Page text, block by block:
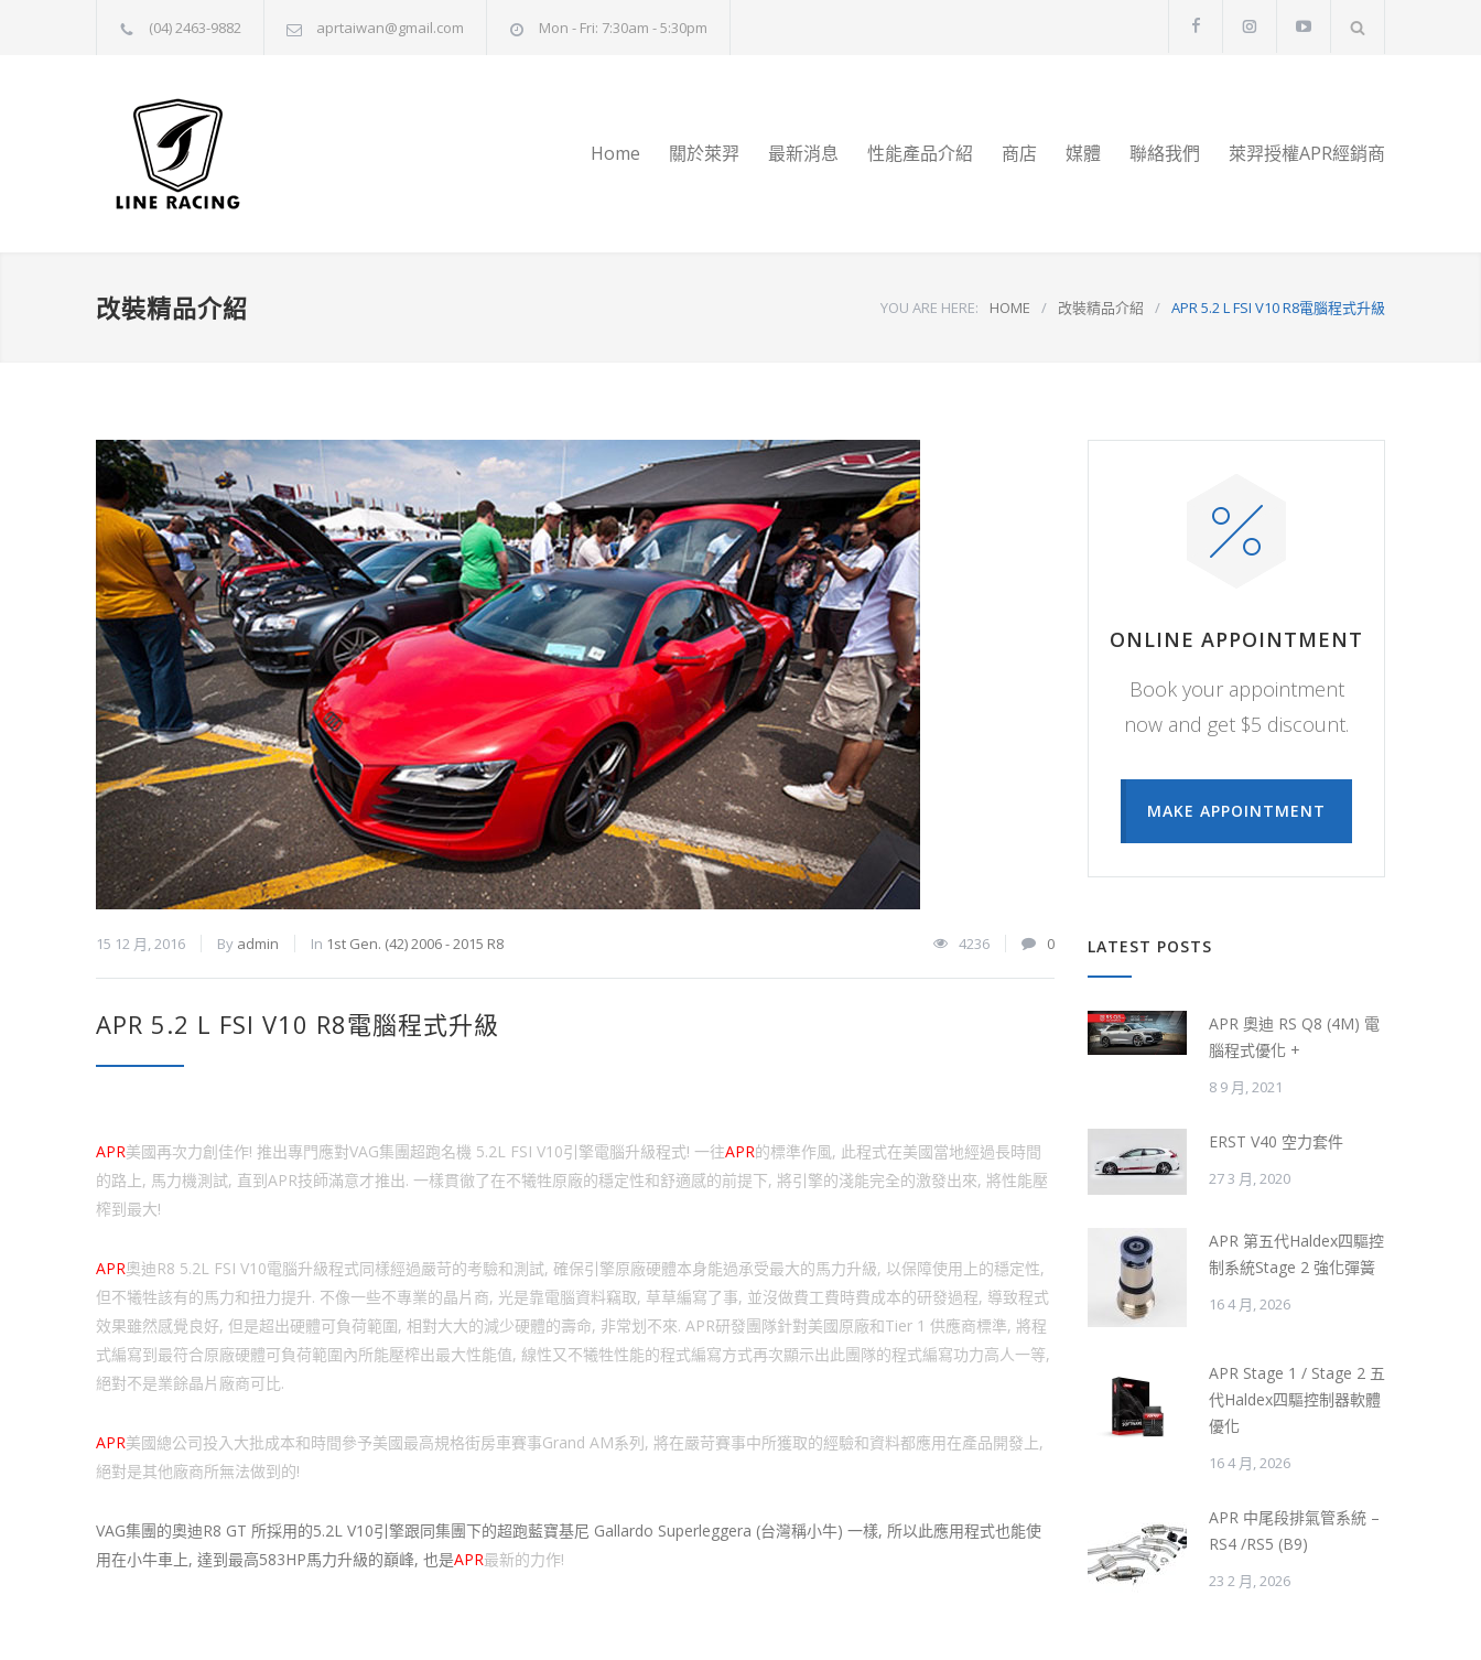
(04) 2463-9882 aprtaiwan@gmail.com Mon - Fri: 7:30am - 5:30pm
Home 關於萊羿 最新消息 性能產品介紹 商店 媒體 聯絡我們 萊羿授權APR經銷商
改裝精品介紹 YOU ARE HERE: HOME / 改裝精品介紹 / APR 5.2 L FSI V10 R8電腦程式升級
15 12 月, 2016 By admin In 1st Gen. (42) 2006 - 2015 R8 4236 0
APR 5.2 L FSI V10 R8電腦程式升級
APR美國再次力創佳作! 推出專門應對VAG集團超跑名機 5.2L FSI V10引擎電腦升級程式! 一往APR的標準作風, 此程式在美國當地經過長時間
的路上, 馬力機測試, 直到APR技師滿意才推出. 一樣貫徹了在不犧牲原廠的穩定性和舒適感的前提下, 將引擎的淺能完全的激發出來, 將性能壓
榨到最大!
APR奧迪R8 5.2L FSI V10電腦升級程式同樣經過嚴苛的考驗和測試, 確保引擎原廠硬體本身能過承受最大的馬力升級, 以保障使用上的穩定性,
但不犧牲該有的馬力和扭力提升. 不像一些不專業的晶片商, 光是靠電腦資料竊取, 草草編寫了事, 並沒做費工費時費成本的研發過程, 導致程式
效果雖然感覺良好, 但是超出硬體可負荷範圍, 相對大大的減少硬體的壽命, 非常划不來. APR研發團隊針對美國原廠和Tier 1 供應商標準, 將程
式編寫到最符合原廠硬體可負荷範圍內所能壓榨出最大性能值, 線性又不犧牲性能的程式編寫方式再次顯示出此團隊的程式編寫功力高人一等,
絕對不是業餘晶片廠商可比.
APR美國總公司投入大批成本和時間參予美國最高規格街房車賽事Grand AM系列, 將在嚴苛賽事中所獲取的經驗和資料都應用在產品開發上,
絕對是其他廠商所無法做到的!
VAG集團的奧迪R8 GT 所採用的5.2L V10引擎跟同集團下的超跑藍寶基尼 Gallardo Superleggera (台灣稱小牛) 一樣, 所以此應用程式也能使
用在小牛車上, 達到最高583HP馬力升級的巔峰, 也是APR最新的力作!
ONLINE APPOINTMENT
Book your appointment
now and get $5 discount.
MAKE APPOINTMENT
LATEST POSTS
APR 奧迪 RS Q8 (4M) 電
腦程式優化 +
8 9 月, 2021
ERST V40 空力套件
27 3 月, 2020
APR 第五代Haldex四驅控
制系統Stage 2 強化彈簧
16 4 月, 2026
APR Stage 1 / Stage 2 五
代Haldex四驅控制器軟體
優化
16 4 月, 2026
APR 中尾段排氣管系統 –
RS4 /RS5 (B9)
23 2 月, 2026